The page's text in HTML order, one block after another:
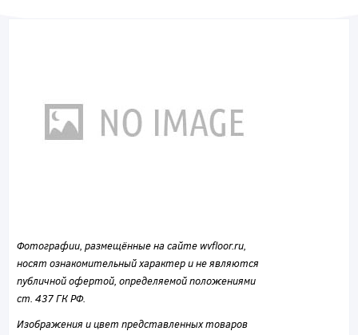
Фотографии, размещённые на сайте wvfloor.ru,
носят ознакомительный характер и не являются
публичной офертой, определяемой положениями
ст. 437 ГК РФ.
Изображения и цвет представленных товаров